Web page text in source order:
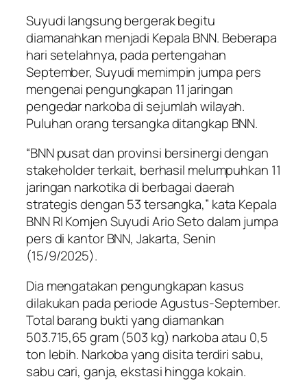
Suyudi langsung bergerak begitu
diamanahkan menjadi Kepala BNN. Beberapa
hari setelahnya, pada pertengahan
September, Suyudi memimpin jumpa pers
mengenai pengungkapan 11 jaringan
pengedar narkoba di sejumlah wilayah.
Puluhan orang tersangka ditangkap BNN.
“BNN pusat dan provinsi bersinergi dengan
stakeholder terkait, berhasil melumpuhkan 11
jaringan narkotika di berbagai daerah
strategis dengan 53 tersangka,” kata Kepala
BNN RI Komjen Suyudi Ario Seto dalam jumpa
pers di kantor BNN, Jakarta, Senin
(15/9/2025).
Dia mengatakan pengungkapan kasus
dilakukan pada periode Agustus-September.
Total barang bukti yang diamankan
503.715,65 gram (503 kg) narkoba atau 0,5
ton lebih. Narkoba yang disita terdiri sabu,
sabu cari, ganja, ekstasi hingga kokain.